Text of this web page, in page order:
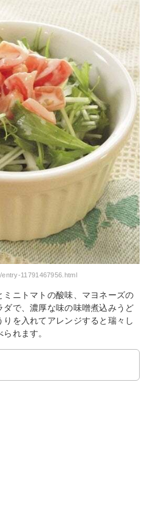
11791467956.html
ニトマトの酸味、マヨネーズの
で、濃厚な味の味噌煮込みうど
を入れてアレンジすると瑞々し
れます。